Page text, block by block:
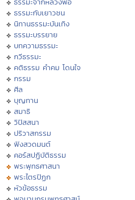
ธรรมะกับเยาวชน
นิทานธรรมะบันเทิง
ธรรมะบรรยาย
บทความธรรมะ
กวีธรรมะ
คติธรรม คำคม โดนใจ
กรรม
ศีล
บุญทาน
สมาธิ
วิปัสสนา
ปริวาสกรรม
ฟังสวดมนต์
คอร์สปฏิบัติธรรม
พระพุทธศาสนา
พระไตรปิฏก
หัวข้อธรรม